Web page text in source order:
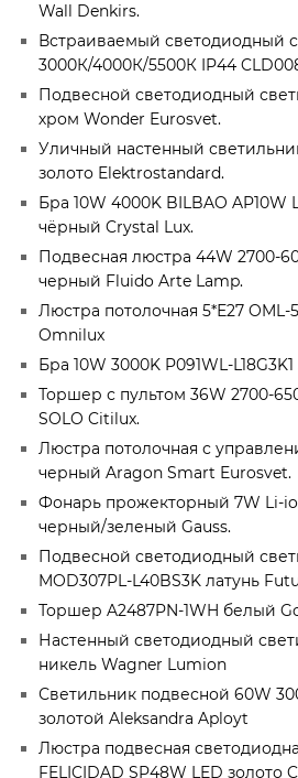
Wall Denkirs.
Встраиваемый светодиодный
3000К/4000К/5500К IP44
Подвесной светодиодный
хром Wonder Eurosvet.
Уличный настенный
золото Elektrostandard.
Бра 10W 4000K BILBAO AP10W
чёрный Crystal Lux.
Подвесная люстра 44W 2700-
черный Fluido Arte Lamp.
Люстра потолочная 5*Е27
Omnilux
Бра 10W 3000K P091WL-
Торшер с пультом 36W 2700-
SOLO Citilux.
Люстра потолочная с
черный Aragon Smart Eurosvet.
Фонарь прожекторный 7W Li-
черный/зеленый Gauss.
Подвесной светодиодный
MOD307PL-L40BS3K латунь
Торшер A2487PN-1WH белый
Настенный светодиодный
никель Wagner Lumion
Светильник подвесной 60W
золотой Aleksandra Aployt
Люстра подвесная
FELICIDAD SP48W LED золото